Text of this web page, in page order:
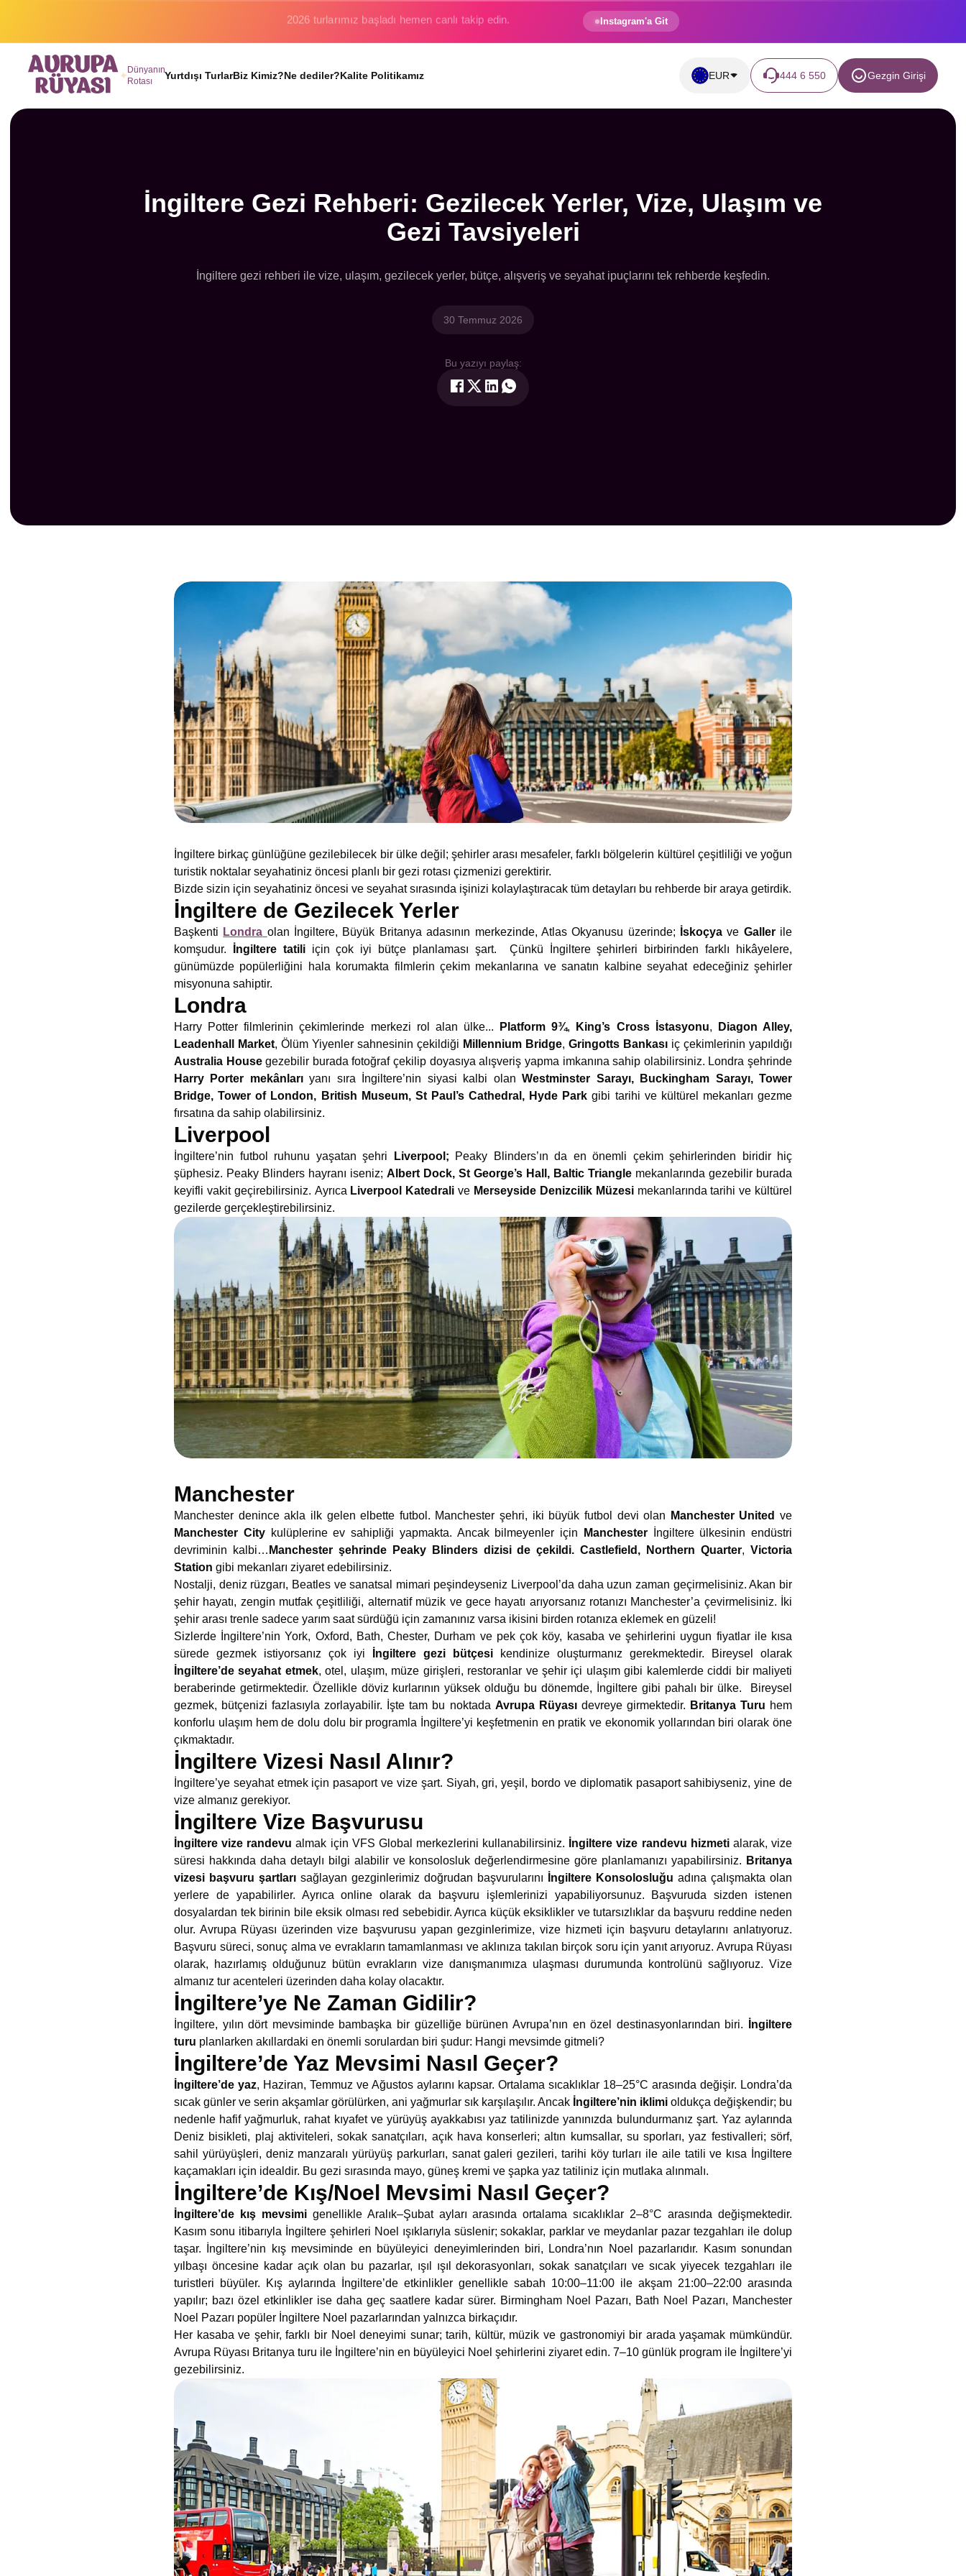
Binlerce gezginin hayali gerçek oluyor. Instagram'a Git
Dünyanın
Rotası
Yurtdışı TurlarBiz Kimiz?Ne dediler?Kalite Politikamız EUR 444 6 550 Gezgin Girişi
İngiltere Gezi Rehberi: Gezilecek Yerler, Vize, Ulaşım ve
Gezi Tavsiyeleri
İngiltere gezi rehberi ile vize, ulaşım, gezilecek yerler, bütçe, alışveriş ve seyahat ipuçlarını tek rehberde keşfedin.
30 Temmuz 2026
Bu yazıyı paylaş:
İngiltere birkaç günlüğüne gezilebilecek bir ülke değil; şehirler arası mesafeler, farklı bölgelerin kültürel çeşitliliği ve yoğun
turistik noktalar seyahatiniz öncesi planlı bir gezi rotası çizmenizi gerektirir.
Bizde sizin için seyahatiniz öncesi ve seyahat sırasında işinizi kolaylaştıracak tüm detayları bu rehberde bir araya getirdik.
İngiltere de Gezilecek Yerler
Başkenti Londra olan İngiltere, Büyük Britanya adasının merkezinde, Atlas Okyanusu üzerinde; İskoçyave Gallerile
komşudur.
İngiltere tatili için çok iyi bütçe planlaması şart. Çünkü İngiltere şehirleri birbirinden farklı hikâyelere,
günümüzde popülerliğini hala korumakta filmlerin çekim mekanlarına ve sanatın kalbine seyahat edeceğiniz şehirler
misyonuna sahiptir.
Londra
Harry Potter filmlerinin çekimlerinde merkezi rol alan ülke... Platform 9¾, King’s Cross İstasyonu,
Diagon Alley,
Leadenhall Market, Ölüm Yiyenler sahnesinin çekildiği Millennium Bridge, Gringotts Bankası iç çekimlerinin yapıldığı
Australia Housegezebilir burada fotoğraf çekilip doyasıya alışveriş yapma imkanına sahip olabilirsiniz. Londra şehrinde
Harry Porter mekânlarıyanı sıra İngiltere’nin siyasi kalbi olanWestminster Sarayı, Buckingham Sarayı, Tower
Bridge, Tower of London, British Museum, St Paul’s Cathedral, Hyde Parkgibi tarihi ve kültürel mekanları gezme
fırsatına da sahip olabilirsiniz.
Liverpool
İngiltere’nin futbol ruhunu yaşatan şehri Liverpool;
Peaky Blinders’ın da en önemli çekim şehirlerinden biridir hiç
şüphesiz. Peaky Blinders hayranı iseniz; Albert Dock, St George’s Hall, Baltic Triangle mekanlarında gezebilir burada
keyifli vakit geçirebilirsiniz. Ayrıca Liverpool Katedralive Merseyside Denizcilik Müzesi mekanlarında tarihi ve kültürel
gezilerde gerçekleştirebilirsiniz.
Manchester
Manchester denince akla ilk gelen elbette futbol. Manchester şehri, iki büyük futbol devi olan Manchester United ve
Manchester Citykulüplerine ev sahipliği yapmakta. Ancak bilmeyenler için Manchester
İngiltere ülkesinin endüstri
devriminin kalbi… Manchester şehrinde Peaky Blinders dizisi de çekildi. Castlefield, Northern Quarter,Victoria
Station gibi mekanları ziyaret edebilirsiniz.
Nostalji, deniz rüzgarı, Beatles ve sanatsal mimari peşindeyseniz Liverpool’da daha uzun zaman geçirmelisiniz. Akan bir
şehir hayatı, zengin mutfak çeşitliliği, alternatif müzik ve gece hayatı arıyorsanız rotanızı Manchester’a çevirmelisiniz. İki
şehir arası trenle sadece yarım saat sürdüğü için zamanınız varsa ikisini birden rotanıza eklemek en güzeli!
Sizlerde İngiltere’nin York, Oxford, Bath, Chester, Durham ve pek çok köy, kasaba ve şehirlerini uygun fiyatlar ile kısa
sürede gezmek istiyorsanız çok iyi
İngiltere gezi bütçesi kendinize oluşturmanız gerekmektedir. Bireysel olarak
İngiltere’de seyahat etmek, otel, ulaşım, müze girişleri, restoranlar ve şehir içi ulaşım gibi kalemlerde ciddi bir maliyeti
beraberinde getirmektedir. Özellikle döviz kurlarının yüksek olduğu bu dönemde, İngiltere gibi pahalı bir ülke. Bireysel
gezmek, bütçenizi fazlasıyla zorlayabilir. İşte tam bu noktada Avrupa Rüyasıdevreye girmektedir. Britanya Turu hem
konforlu ulaşım hem de dolu dolu bir programla İngiltere’yi keşfetmenin en pratik ve ekonomik yollarından biri olarak öne
çıkmaktadır.
İngiltere Vizesi Nasıl Alınır?
İngiltere’ye seyahat etmek için pasaport ve vize şart. Siyah, gri, yeşil, bordo ve diplomatik pasaport sahibiyseniz, yine de
vize almanız gerekiyor.
İngiltere Vize Başvurusu
İngiltere vize randevu almak için VFS Global merkezlerini kullanabilirsiniz. İngiltere vize randevu hizmetialarak, vize
süresi hakkında daha detaylı bilgi alabilir ve konsolosluk değerlendirmesine göre planlamanızı yapabilirsiniz. Britanya
vizesi başvuru şartları sağlayan gezginlerimiz doğrudan başvurularını İngiltere Konsolosluğu adına çalışmakta olan
yerlere de yapabilirler. Ayrıca online olarak da başvuru işlemlerinizi yapabiliyorsunuz. Başvuruda sizden istenen
dosyalardan tek birinin bile eksik olması red sebebidir. Ayrıca küçük eksiklikler ve tutarsızlıklar da başvuru reddine neden
olur. Avrupa Rüyası üzerinden vize başvurusu yapan gezginlerimize, vize hizmeti için başvuru detaylarını anlatıyoruz.
Başvuru süreci, sonuç alma ve evrakların tamamlanması ve aklınıza takılan birçok soru için yanıt arıyoruz. Avrupa Rüyası
olarak, hazırlamış olduğunuz bütün evrakların vize danışmanımıza ulaşması durumunda kontrolünü sağlıyoruz. Vize
almanız tur acenteleri üzerinden daha kolay olacaktır.
İngiltere’ye Ne Zaman Gidilir?
İngiltere, yılın dört mevsiminde bambaşka bir güzelliğe bürünen Avrupa’nın en özel destinasyonlarından biri.
İngiltere
turu planlarken akıllardaki en önemli sorulardan biri şudur: Hangi mevsimde gitmeli?
İngiltere’de Yaz Mevsimi Nasıl Geçer?
İngiltere’de yaz, Haziran, Temmuz ve Ağustos aylarını kapsar. Ortalama sıcaklıklar 18–25°C arasında değişir. Londra’da
sıcak günler ve serin akşamlar görülürken, ani yağmurlar sık karşılaşılır. Ancak İngiltere’nin iklimi oldukça değişkendir; bu
nedenle hafif yağmurluk, rahat kıyafet ve yürüyüş ayakkabısı yaz tatilinizde yanınızda bulundurmanız şart. Yaz aylarında
Deniz bisikleti, plaj aktiviteleri, sokak sanatçıları, açık hava konserleri; altın kumsallar, su sporları, yaz festivalleri; sörf,
sahil yürüyüşleri, deniz manzaralı yürüyüş parkurları, sanat galeri gezileri, tarihi köy turları ile aile tatili ve kısa İngiltere
kaçamakları için idealdir. Bu gezi sırasında mayo, güneş kremi ve şapka yaz tatiliniz için mutlaka alınmalı.
İngiltere’de Kış/Noel Mevsimi Nasıl Geçer?
İngiltere’de kış mevsimigenellikle Aralık–Şubat ayları arasında ortalama sıcaklıklar 2–8°C arasında değişmektedir.
Kasım sonu itibarıyla İngiltere şehirleri Noel ışıklarıyla süslenir; sokaklar, parklar ve meydanlar pazar tezgahları ile dolup
taşar. İngiltere’nin kış mevsiminde en büyüleyici deneyimlerinden biri, Londra’nın Noel pazarlarıdır. Kasım sonundan
yılbaşı öncesine kadar açık olan bu pazarlar, ışıl ışıl dekorasyonları, sokak sanatçıları ve sıcak yiyecek tezgahları ile
turistleri büyüler. Kış aylarında İngiltere’de etkinlikler genellikle sabah 10:00–11:00 ile akşam 21:00–22:00 arasında
yapılır; bazı özel etkinlikler ise daha geç saatlere kadar sürer. Birmingham Noel Pazarı, Bath Noel Pazarı, Manchester
Noel Pazarı popüler İngiltere Noel pazarlarından yalnızca birkaçıdır.
Her kasaba ve şehir, farklı bir Noel deneyimi sunar; tarih, kültür, müzik ve gastronomiyi bir arada yaşamak mümkündür.
Avrupa Rüyası Britanya turu ile İngiltere’nin en büyüleyici Noel şehirlerini ziyaret edin. 7–10 günlük program ile İngiltere’yi
gezebilirsiniz.